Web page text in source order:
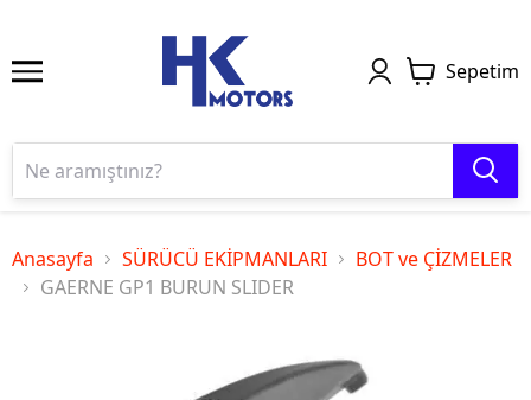
Sepetim
Anasayfa SÜRÜCÜ EKİPMANLARI
BOT ve ÇİZMELER
GAERNE GP1 BURUN SLIDER